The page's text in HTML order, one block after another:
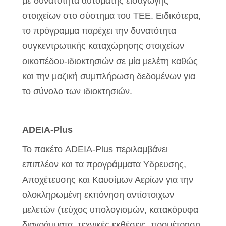
στοιχείων στο σύστημα του ΤΕΕ. Ειδικότερα,
το πρόγραμμα παρέχει την δυνατότητα
συγκεντρωτικής καταχώρησης στοιχείων
οικοπέδου-ιδιοκτησιών σε μία μελέτη καθώς
και την μαζική συμπλήρωση δεδομένων για
το σύνολο των ιδιοκτησιών.
ADEIA-Plus
Το πακέτο ADEIA-Plus περιλαμβάνει
επιπλέον και τα προγράμματα Υδρευσης,
Αποχέτευσης και Καυσίμων Αερίων για την
ολοκληρωμένη εκπόνηση αντίστοιχων
μελετών (τεύχος υπολογισμών, κατακόρυφα